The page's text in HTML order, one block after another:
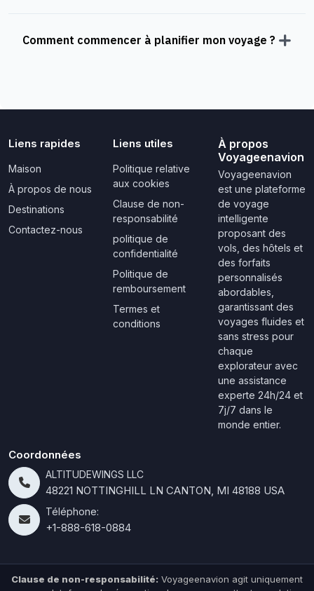
Comment commencer à planifier mon voyage ?
Liens rapides
Maison
À propos de nous
Destinations
Contactez-nous
Liens utiles
Politique relative
aux cookies
Clause de non-
responsabilité
politique de
confidentialité
Politique de
remboursement
Termes et
conditions
À propos
Voyageenavion
Voyageenavion
est une plateforme
de voyage
intelligente
proposant des
vols, des hôtels et
des forfaits
personnalisés
abordables,
garantissant des
voyages fluides et
sans stress pour
chaque
explorateur avec
une assistance
experte 24h/24 et
7j/7 dans le
monde entier.
Coordonnées
ALTITUDEWINGS LLC
48221 NOTTINGHILL LN CANTON, MI 48188 USA
Téléphone:
+1-888-618-0884
Clause de non-responsabilité: Voyageenavion agit uniquement